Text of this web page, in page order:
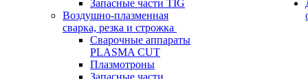
Запасные части TIG
Воздушно-плазменная
сварка, резка и строжка
Сварочные аппараты
PLASMA CUT
Плазмотроны
Запасные части